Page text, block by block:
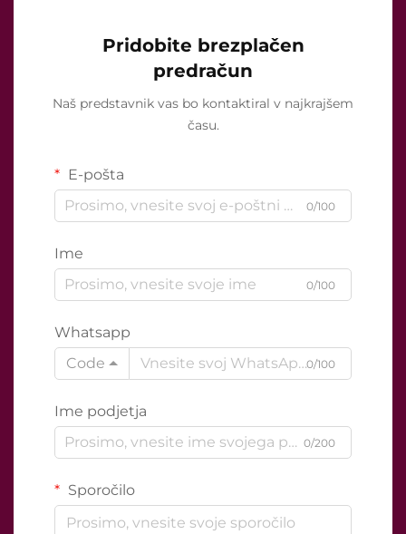
Pridobite brezplačen
predračun
Naš predstavnik vas bo kontaktiral v najkrajšem
času.
E-pošta
0/100
Ime
0/100
Whatsapp
Code
0/100
Ime podjetja
0/200
Sporočilo